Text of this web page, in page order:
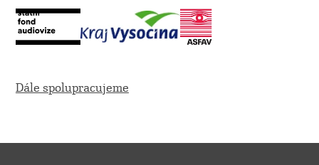
Dále spolupracujeme